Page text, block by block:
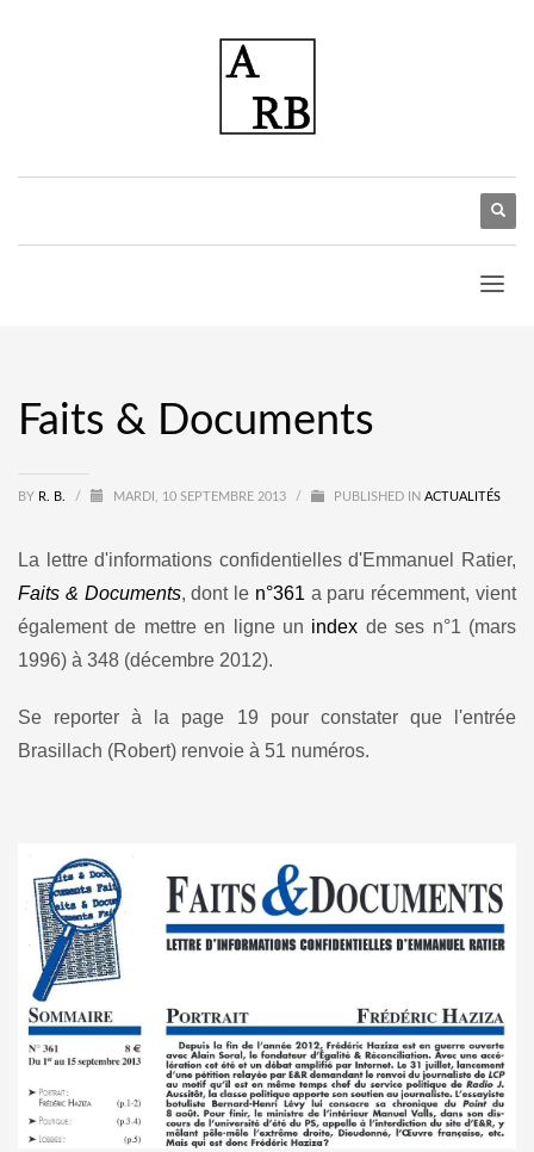
Faits & Documents
BY R. B. / MARDI, 10 SEPTEMBRE 2013 / PUBLISHED IN ACTUALITÉS
La lettre d'informations confidentielles d'Emmanuel Ratier,
Faits & Documents, dont le n°361 a paru récemment, vient
également de mettre en ligne un index de ses n°1 (mars
1996) à 348 (décembre 2012).
Se reporter à la page 19 pour constater que l'entrée
Brasillach (Robert) renvoie à 51 numéros.